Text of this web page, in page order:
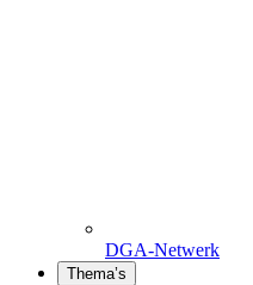
DGA-Netwerk
Thema’s